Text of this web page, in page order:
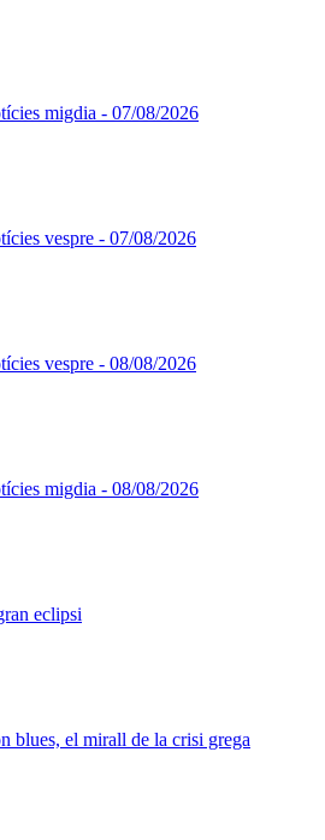
migdia - 07/08/2026
vespre - 07/08/2026
vespre - 08/08/2026
migdia - 08/08/2026
eclipsi
blues, el mirall de la crisi grega